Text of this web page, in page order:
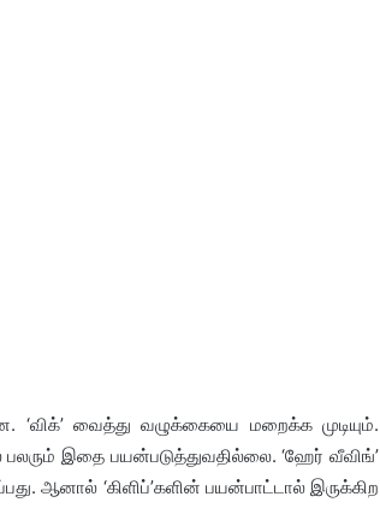
வைத்து வழுக்கையை மறைக்க முடியும்.
இதை பயன்படுத்துவதில்லை. ‘ஹேர் வீவிங்’
ஆனால் ‘கிளிப்’களின் பயன்பாட்டால் இருக்கிற